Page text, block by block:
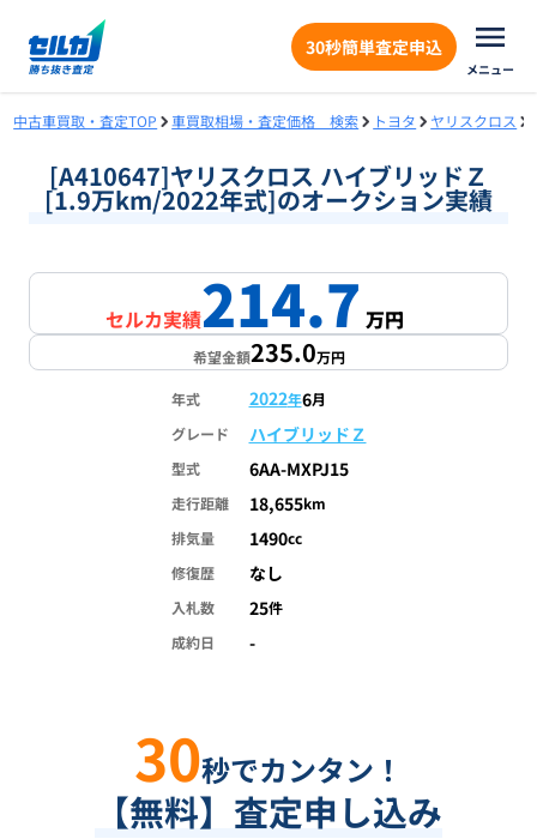
30秒簡単査定申込
メニュー
中古車買取・査定TOP 車買取相場・査定価格 検索 トヨタ ヤリスクロス
[A410647]ヤリスクロス ハイブリッドＺ
[1.9万km/2022年式]のオークション実績
1/1
セルカ実績214.7万円
希望金額235.0万円
年式 2022年6月
グレード
ハイブリッドＺ
型式 6AA-MXPJ15
走行距離 18,655km
排気量
1490cc
修復歴
なし
入札数 25件
成約日
-
30秒でカンタン！
【無料】査定申し込み